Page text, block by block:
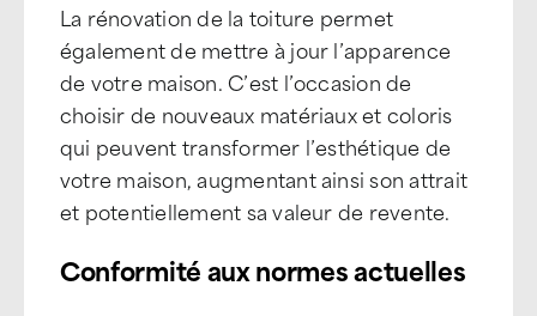
La rénovation de la toiture permet
également de mettre à jour l’apparence
de votre maison. C’est l’occasion de
choisir de nouveaux matériaux et coloris
qui peuvent transformer l’esthétique de
votre maison, augmentant ainsi son attrait
et potentiellement sa valeur de revente.
Conformité aux normes actuelles